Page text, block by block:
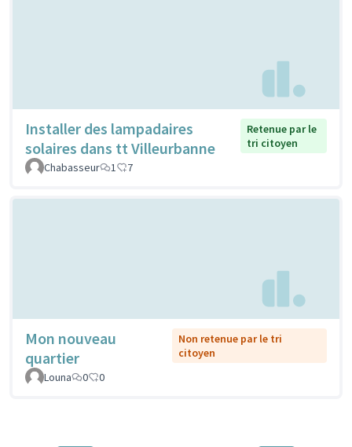
Installer des lampadaires
solaires dans tt Villeurbanne
Retenue par le
tri citoyen
Chabasseur
1 7
Mon nouveau
quartier
Non retenue par le tri
citoyen
Louna
0 0